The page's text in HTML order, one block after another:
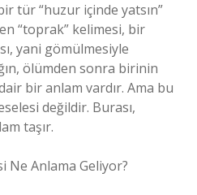
tür “huzur içinde yatsın”
“toprak” kelimesi, bir
yani gömülmesiyle
ölümden sonra birinin
bir anlam vardır. Ama bu
değildir. Burası,
taşır.
Ne Anlama Geliyor?